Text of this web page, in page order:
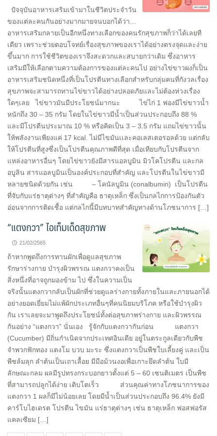
ปัจจุบันอาหารเสริมเข้ามาในชีวิตประจำวัน
ของแต่ละคนกันอย่างมากมายจนบอกได้ว่า…
อาหารเสริมกลายเป็นอีกหนึ่งทางเลือกของคนรักสุขภาพก็ว่าได้เลยที
เดียว เพราะช่วยตอบโจทย์เรื่องสุขภาพของเราได้อย่างตรงจุดและง่าย
ขึ้นมาก การใช้ชีวิตของเราจึงสะดวกและสบายกว่าเดิม ซึ่งอาหาร
เสริมมีให้เลือกตามความต้องการของแต่ละคนไป อย่างไข่ขาวผงก็เป็น
อาหารเสริมชนิดหนึ่งที่เป็นโปรตีนทางเลือกสำหรับกลุ่มคนที่กังวลเรื่อง
สุขภาพจะสามารถทานไข่ขาวได้อย่างปลอดภัยและไม่ต้องห่วงเรื่อง
ใดๆเลย ไข่ขาวมันมีประโยชน์มากนะ ไข่ไก่ 1 ฟองมีไข่ขาวน้ำ
หนักถึง 30 – 35 กรัม โดยในไข่ขาวมีน้ำเป็นส่วนประกอบถึง 88 %
และมีโปรตีนประมาณ 10 % หรือคิดเป็น 3 – 3.5 กรัม แถมไข่ขาวนั้น
ให้พลังงานเพียงแค่ 17 kcal. ไม่มีไขมันเเละคอเลสเตอรอลด้วย แต่กลับ
ให้โปรตีนที่สูงซึ่งเป็นโปรตีนคุณภาพดีที่สุด เมื่อเทียบกับโปรตีนจาก
แหล่งอาหารอื่นๆ โดยไข่ขาวยังมีสารแอลบูมิน มิวโคโปรตีน และกล
อบูลิน สารแอลบูมินเป็นองค์ประกอบที่สำคัญ และโปรตีนในไข่ขาวมี
หลายชนิดด้วยกัน เช่น – โคนัลบูมิน (conalbumin) เป็นโปรตีน
ที่จับกับแร่ธาตุต่างๆ ที่สำคัญคือ ธาตุเหล็ก ซึ่งเป็นกลไกการป้องกันตัว
อ่อนจากการติดเชื้อ แต่กลไกนี้มีบทบาทสำคัญทางด้านโภชนาการ […]
“แตงกวา” ไอเท็มเด็ดสุขภาพ
21/02/2565
ถ้าหากพูดถึงการทานผักเพื่อดูแลสุขภาพ
รักษาร่างกาย บำรุงผิวพรรณ แตงกวาคงเป็น
สิ่งหนึ่งที่อาจถูกมองข้าม ไป ซึ่งในความเป็น
จริงนั้นแตงกวากลับเป็นผักที่ช่วยดูแลร่างกายทั้งภายในและภายนอกได้
อย่างยอดเยี่ยมไม่แพ้ผักประเภทอื่นๆที่คนนิยมบริโภค หรือใช้บำรุงผิว
กัน เราเลยจะมาพูดถึงประโยชน์ทั้งต่อสุขภาพร่างกาย และผิวพรรณ
กันอย่าง “แตงกวา” นั่นเอง รู้จักกับแตงกวากันก่อน แตงกวา
(Cucumber) มีถิ่นกำเนิดจากประเทศอินเดีย อยู่ในตระกูลเดียวกับพืช
จำพวกฟักทอง แตงโม บวบ มะระ ซึ่งแตงกวาเป็นพืชใบเลี้ยงคู่ และเป็น
พืชล้มลุก ลำต้นเป็นเถาเลื้อย มีมือม้วนงอเพื่อเกาะยึดลำต้น ใบมี
ลักษณะกลม ผลมีรูปทรงกระบอกยาวตั้งแต่ 5 – 60 เซนติเมตร เป็นพืช
ที่สามารถปลูกได้ง่าย เติบโตเร็ว ส่วนคุณค่าทางโภชนาการของ
แตงกวา 1 ผลก็มีไม่น้อยเลย โดยมีน้ำเป็นส่วนประกอบถึง 96.4% ยังมี
คาร์โบไฮเดรต โปรตีน ไขมัน แร่ธาตุต่างๆ เช่น ธาตุเหล็ก ฟอสฟอรัส
แคลเซียม […]